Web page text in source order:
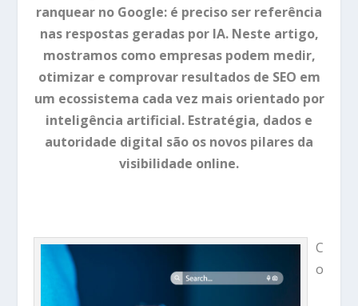
ranquear no Google: é preciso ser referência
nas respostas geradas por IA. Neste artigo,
mostramos como empresas podem medir,
otimizar e comprovar resultados de SEO em
um ecossistema cada vez mais orientado por
inteligência artificial. Estratégia, dados e
autoridade digital são os novos pilares da
visibilidade online.
C
o